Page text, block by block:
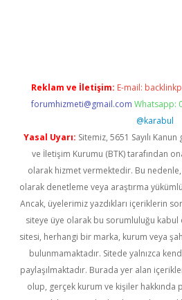
Reklam ve İletişim: E-mail:
forumhizmeti@gmail.com Whatsapp:
@karabul
Yasal Uyarı: Sitemiz, 5651 Sayılı
ve İletişim Kurumu (BTK) tarafından
olarak hizmet vermektedir. Bu
olarak denetleme veya araştırma
Ancak, üyelerimiz yazdıkları içeriklerin
siteye üye olarak bu sorumluluğu kabul
sitesi, herhangi bir marka, kurum veya
bulunmamaktadır. Sitede yalnızca
paylaşılmaktadır. Burada yer alan
olup, gerçek kurum ve kişiler hakkında